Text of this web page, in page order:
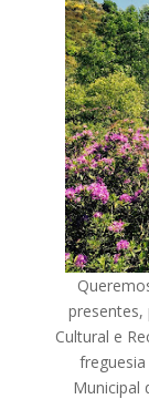
presentes,
Cultural e
Municipal